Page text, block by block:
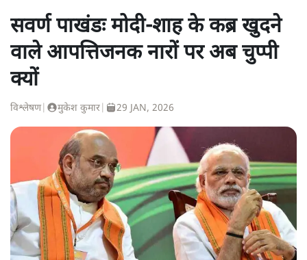
सवर्ण पाखंडः मोदी-शाह के कब्र खुदने
वाले आपत्तिजनक नारों पर अब चुप्पी
क्यों
विश्लेषण| मुकेश कुमार 29 JAN, 2026